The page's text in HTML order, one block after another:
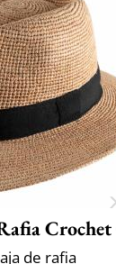
Crochet
de rafia